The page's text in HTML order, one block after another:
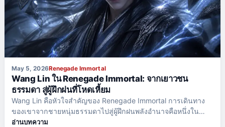
May 5, 2026Renegade Immortal
Wang Lin ใน Renegade Immortal: จากเยาวชน
ธรรมดา สู่ผู้ฝึกฝนที่โหดเหี้ยม
Wang Lin คือหัวใจสำคัญของ Renegade Immortal การเดินทาง
ของเขาจากชายหนุ่มธรรมดาไปสู่ผู้ฝึกฝนพลังอำนาจคือหนึ่งใน
เหตุผลสำคัญที่ทำให้อนิเมะเรื่องนี้ดึงดูดแฟนๆ มากมาย แตกต่าง
อ่านบทความ